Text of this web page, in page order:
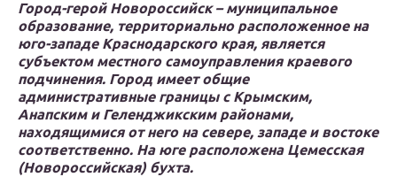
Город-герой Новороссийск – муниципальное
образование, территориально расположенное на
юго-западе Краснодарского края, является
субъектом местного самоуправления краевого
подчинения. Город имеет общие
административные границы с Крымским,
Анапским и Геленджикским районами,
находящимися от него на севере, западе и востоке
соответственно. На юге расположена Цемесская
(Новороссийская) бухта.